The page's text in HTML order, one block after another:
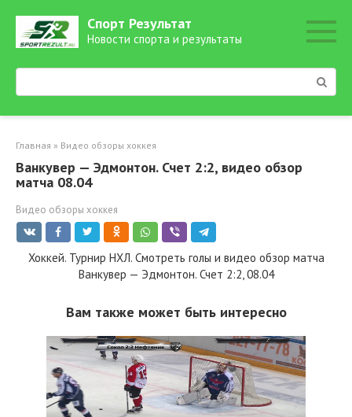
контенту
Спорт Результат
Новости спорта и результаты
Поиск:
Главная » Видео обзоры хоккея
Ванкувер — Эдмонтон. Счет 2:2, видео обзор
матча 08.04
Видео обзоры хоккея
Хоккей. Турнир НХЛ. Смотреть голы и видео обзор матча
Ванкувер — Эдмонтон. Счет 2:2, 08.04
Вам также может быть интересно